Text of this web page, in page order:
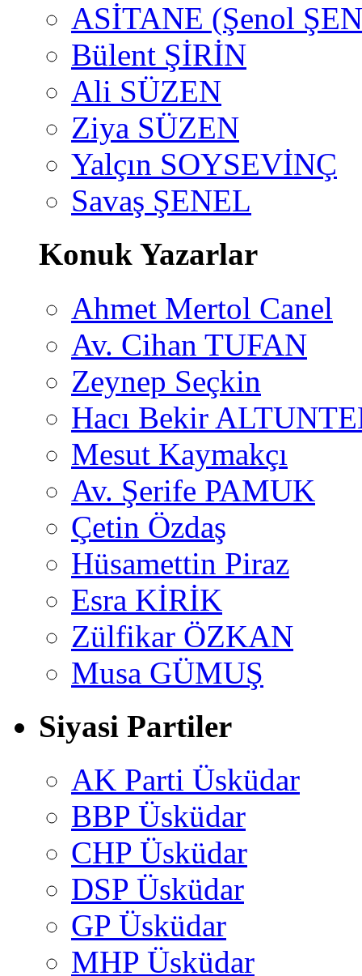
ASİTANE (Şenol
Bülent ŞİRİN
Ali SÜZEN
Ziya SÜZEN
Yalçın SOYSEVİNÇ
Savaş ŞENEL
Konuk Yazarlar
Ahmet Mertol Canel
Av. Cihan TUFAN
Zeynep Seçkin
Hacı Bekir
Mesut Kaymakçı
Av. Şerife PAMUK
Çetin Özdaş
Hüsamettin Piraz
Esra KİRİK
Zülfikar ÖZKAN
Musa GÜMUŞ
Siyasi Partiler
AK Parti Üsküdar
BBP Üsküdar
CHP Üsküdar
DSP Üsküdar
GP Üsküdar
MHP Üsküdar